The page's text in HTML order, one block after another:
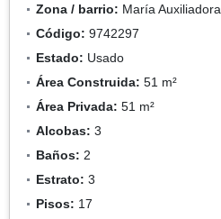
Zona / barrio: María Auxiliadora
Código: 9742297
Estado: Usado
Área Construida: 51 m²
Área Privada: 51 m²
Alcobas: 3
Baños: 2
Estrato: 3
Pisos: 17